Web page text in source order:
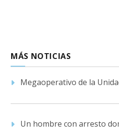
MÁS NOTICIAS
Megaoperativo de la
Un hombre con arresto